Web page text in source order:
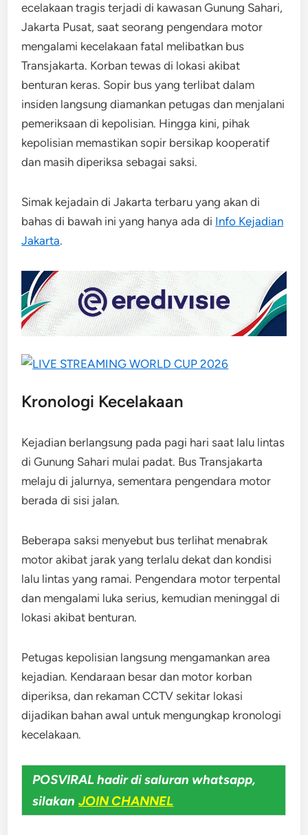
ecelakaan tragis terjadi di kawasan Gunung Sahari,
Jakarta Pusat, saat seorang pengendara motor
mengalami kecelakaan fatal melibatkan bus
Transjakarta. Korban tewas di lokasi akibat
benturan keras. Sopir bus yang terlibat dalam
insiden langsung diamankan petugas dan menjalani
pemeriksaan di kepolisian. Hingga kini, pihak
kepolisian memastikan sopir bersikap kooperatif
dan masih diperiksa sebagai saksi.
Simak kejadain di Jakarta terbaru yang akan di
bahas di bawah ini yang hanya ada di Info Kejadian
Jakarta.
Kronologi Kecelakaan
Kejadian berlangsung pada pagi hari saat lalu lintas
di Gunung Sahari mulai padat. Bus Transjakarta
melaju di jalurnya, sementara pengendara motor
berada di sisi jalan.
Beberapa saksi menyebut bus terlihat menabrak
motor akibat jarak yang terlalu dekat dan kondisi
lalu lintas yang ramai. Pengendara motor terpental
dan mengalami luka serius, kemudian meninggal di
lokasi akibat benturan.
Petugas kepolisian langsung mengamankan area
kejadian. Kendaraan besar dan motor korban
diperiksa, dan rekaman CCTV sekitar lokasi
dijadikan bahan awal untuk mengungkap kronologi
kecelakaan.
POSVIRAL hadir di saluran whatsapp,
silakan JOIN CHANNEL